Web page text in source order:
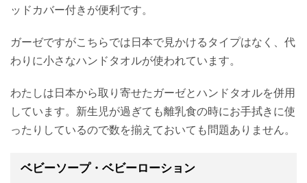
ッドカバー付きが便利です。
ガーゼですがこちらでは日本で見かけるタイプはなく、代
わりに小さなハンドタオルが使われています。
わたしは日本から取り寄せたガーゼとハンドタオルを併用
しています。新生児が過ぎても離乳食の時にお手拭きに使
ったりしているので数を揃えておいても問題ありません。
ベビーソープ・ベビーローション